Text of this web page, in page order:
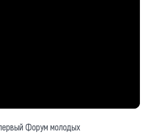
Форум молодых